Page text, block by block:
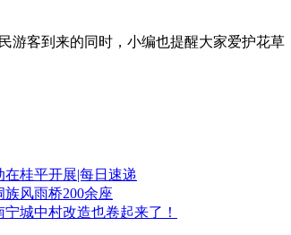
游客到来的同时，小编也提醒大家爱护花草
桂平开展|每日速递
族风雨桥200余座
城中村改造也卷起来了！